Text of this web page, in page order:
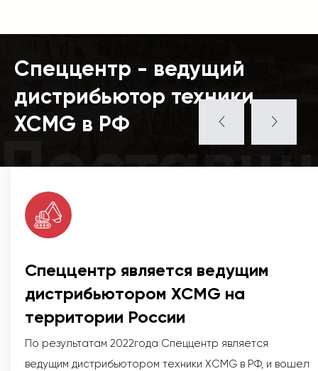
Спеццентр - ведущий
дистрибьютор техники
XCMG в РФ
Спеццентр является ведущим
дистрибьютором XCMG на
территории России
По результатам 2022года Спеццентр является
ведущим дистрибьютором техники XCMG в РФ, и вошел